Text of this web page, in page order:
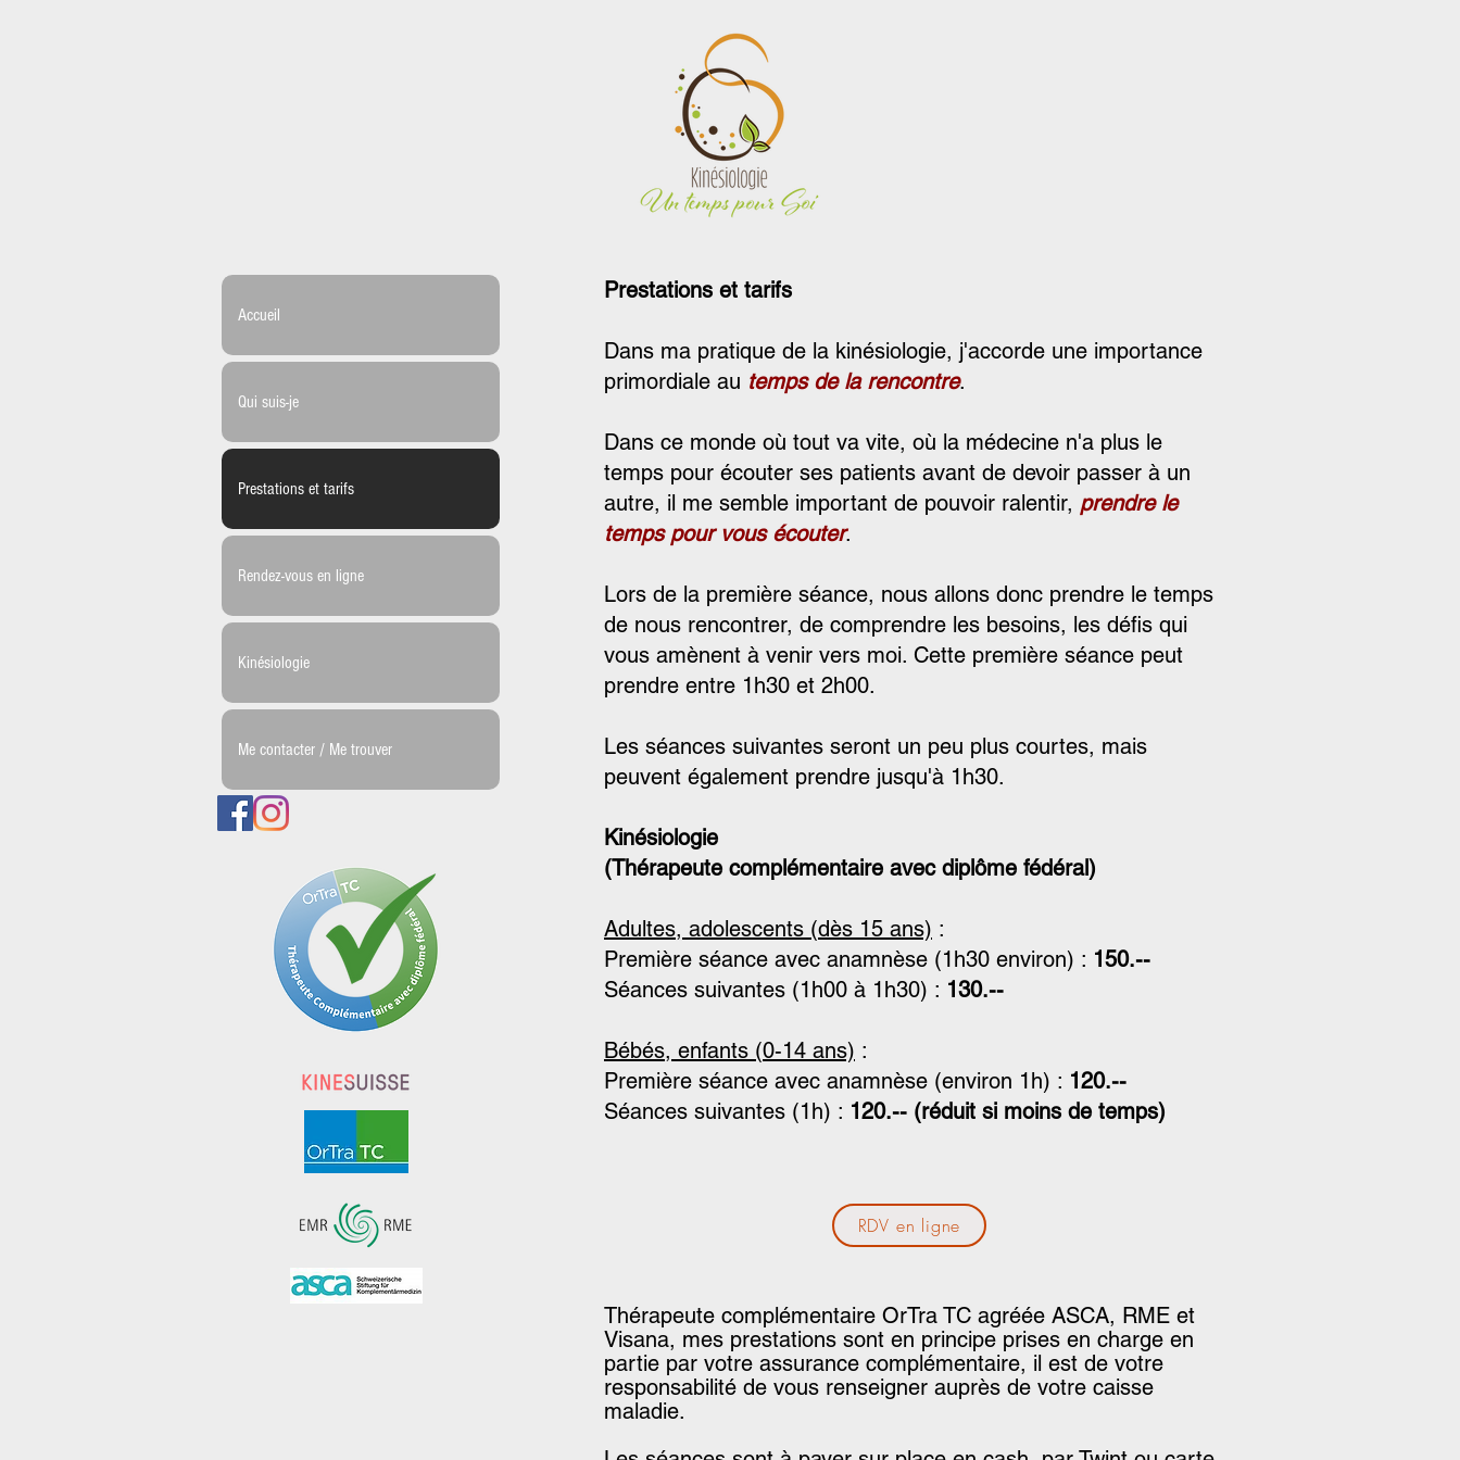
Prestations et tarifs
Dans ma pratique de la kinésiologie, j'accorde une importance
primordiale au temps de la rencontre.
Dans ce monde où tout va vite, où la médecine n'a plus le
temps pour écouter ses patients avant de devoir passer à un
autre, il me semble important de pouvoir ralentir, prendre le
temps pour vous écouter.
Lors de la première séance, nous allons donc prendre le temps
de nous rencontrer, de comprendre les besoins, les défis qui
vous amènent à venir vers moi. Cette première séance peut
prendre entre 1h30 et 2h00.
Les séances suivantes seront un peu plus courtes, mais
peuvent également prendre jusqu'à 1h30.
Kinésiologie
(Thérapeute complémentaire avec diplôme fédéral)
Adultes, adolescents (dès 15 ans) :
Première séance avec anamnèse (1h30 environ) : 150.--
Séances suivantes (1h00 à 1h30) : 130.--
​Bébés, enfants (0-14 ans) :
Première séance avec anamnèse (environ 1h) : 120.--
Séances suivantes (1h) : 120.-- (réduit si moins de temps)
RDV en ligne
Thérapeute complémentaire OrTra TC agréée ASCA, RME et
Visana, mes prestations sont en principe prises en charge en
partie par votre assurance complémentaire, il est de votre
responsabilité de vous renseigner auprès de votre caisse
maladie.
Accueil
Qui suis-je
Prestations et tarifs
Rendez-vous en ligne
Kinésiologie
Me contacter / Me trouver